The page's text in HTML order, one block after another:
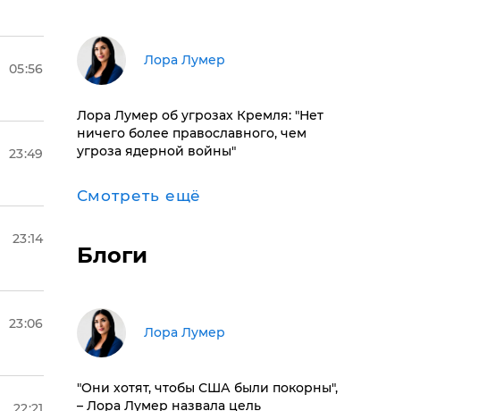
05:56
23:49
23:14
23:06
​Лора Лумер
Лора Лумер об угрозах Кремля: "Нет
ничего более православного, чем
угроза ядерной войны"
Смотреть ещё
Блоги
​Лора Лумер
"Они хотят, чтобы США были покорны",
– Лора Лумер назвала цель